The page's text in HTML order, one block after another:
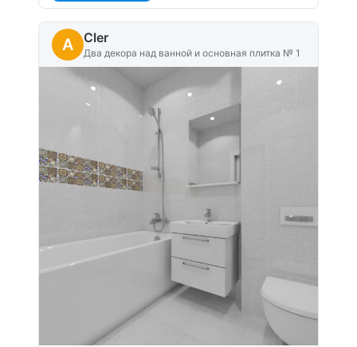
A Cler
Два декора над ванной и основная плитка № 1